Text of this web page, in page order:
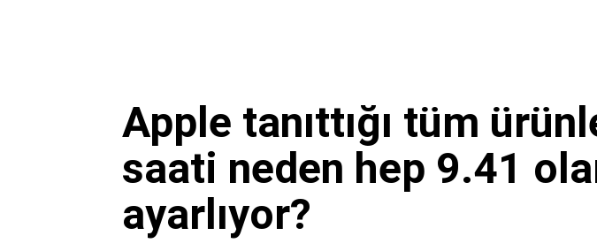
Apple tanıttığı tüm
saati neden hep 9.41
ayarlıyor?